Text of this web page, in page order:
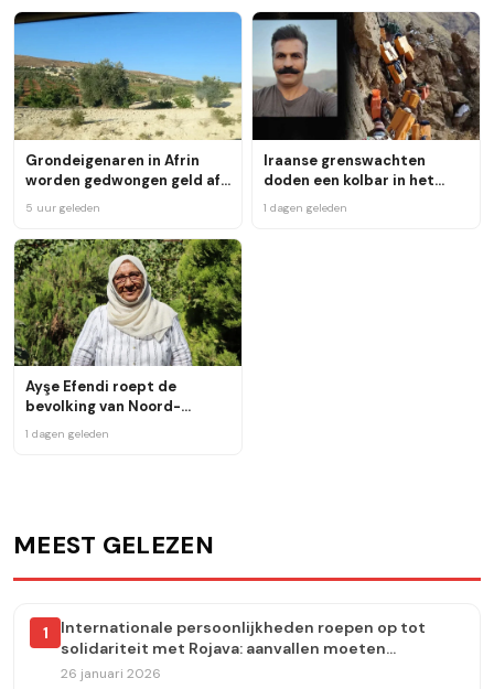
Grondeigenaren in Afrin
worden gedwongen geld af
te dragen
5 uur geleden
Iraanse grenswachten
doden een kolbar in het
grensgebied bij Marivan
1 dagen geleden
Ayşe Efendi roept de
bevolking van Noord-
Koerdistan op om zich in te
zetten voor vrede
1 dagen geleden
MEEST GELEZEN
1
Internationale persoonlijkheden roepen op tot
solidariteit met Rojava: aanvallen moeten
onmiddellijk worden stopgezet
26 januari 2026